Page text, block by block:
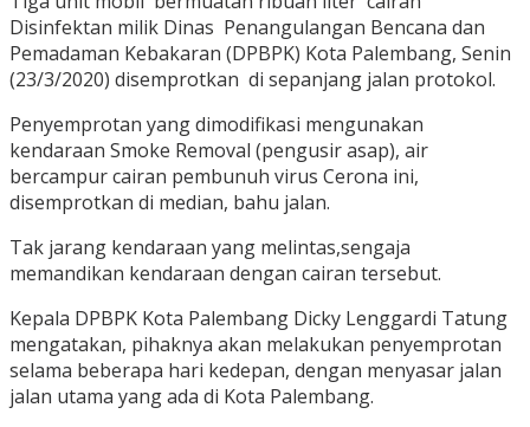
Disinfektan milik Dinas Penangulangan Bencana dan
Pemadaman Kebakaran (DPBPK) Kota Palembang, Senin
(23/3/2020) disemprotkan di sepanjang jalan protokol.
Penyemprotan yang dimodifikasi mengunakan
kendaraan Smoke Removal (pengusir asap), air
bercampur cairan pembunuh virus Cerona ini,
disemprotkan di median, bahu jalan.
Tak jarang kendaraan yang melintas,sengaja
memandikan kendaraan dengan cairan tersebut.
Kepala DPBPK Kota Palembang Dicky Lenggardi Tatung
mengatakan, pihaknya akan melakukan penyemprotan
selama beberapa hari kedepan, dengan menyasar jalan
jalan utama yang ada di Kota Palembang.